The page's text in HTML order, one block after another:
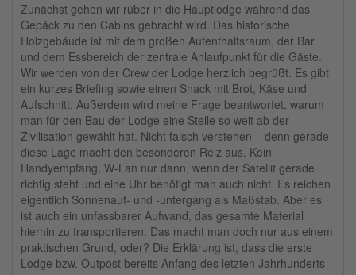
Zunächst gehen wir rüber in die Hauptlodge während das
Gepäck zu den Cabins gebracht wird. Das historische
Holzgebäude ist mit dem großen Aufenthaltsraum, der Bar
und dem Essbereich der zentrale Anlaufpunkt für die Gäste.
Wir werden von der Crew der Lodge herzlich begrüßt. Es gibt
ein kurzes Briefing sowie einen Snack mit Brot, Käse und
Aufschnitt. Außerdem wird meine Frage beantwortet, warum
man für den Bau der Lodge eine Stelle so weit ab der
Zivilisation gewählt hat. Nicht falsch verstehen – denn gerade
diese Lage macht den besonderen Reiz aus. Kein
Handyempfang, W-Lan nur dann, wenn der Satellit gerade
richtig steht und eine Uhr benötigt man auch nicht. Es reichen
eigentlich Sonnenauf- und -untergang als Maßstab. Aber es
ist auch ein unfassbarer Aufwand, das gesamte Material
hierhin zu transportieren. Das macht man doch nur aus einem
praktischen Grund, oder? Die Erklärung ist, dass die erste
Lodge bzw. Outpost bereits Anfang des letzten Jahrhunderts